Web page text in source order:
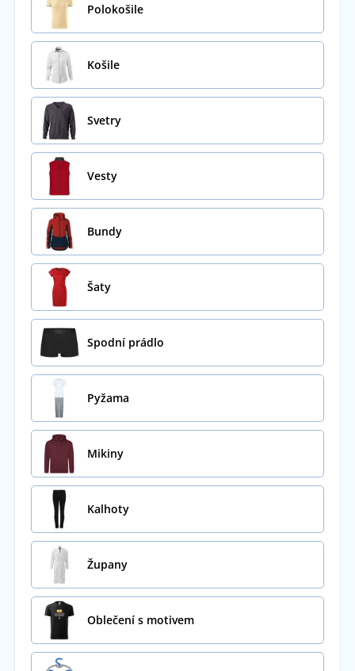
Polokošile
Košile
Svetry
Vesty
Bundy
Šaty
Spodní prádlo
Pyžama
Mikiny
Kalhoty
Župany
Oblečení s motivem